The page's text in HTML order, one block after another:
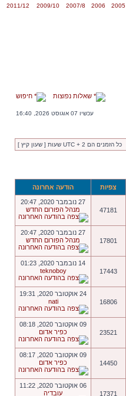
2005
2006
2007/8
2009/10
2011/12
שאלות נפוצות חיפוש
עכשיו 07 אוגוסט 2026, 16:40
כל הזמנים הם UTC + 2 שעות [ שעון קיץ ]
צפיות הודעה אחרונה
47181
27 נובמבר 2020, 20:47
מנהל הפורום החדש
17801
27 נובמבר 2020, 20:47
מנהל הפורום החדש
17443
14 נובמבר 2020, 01:23
teknoboy
16806
24 אוקטובר 2020, 19:31
nati
23521
09 אוקטובר 2020, 08:18
כפיר אדום
14450
09 אוקטובר 2020, 08:17
כפיר אדום
17371
06 אוקטובר 2020, 11:22
עובדיה